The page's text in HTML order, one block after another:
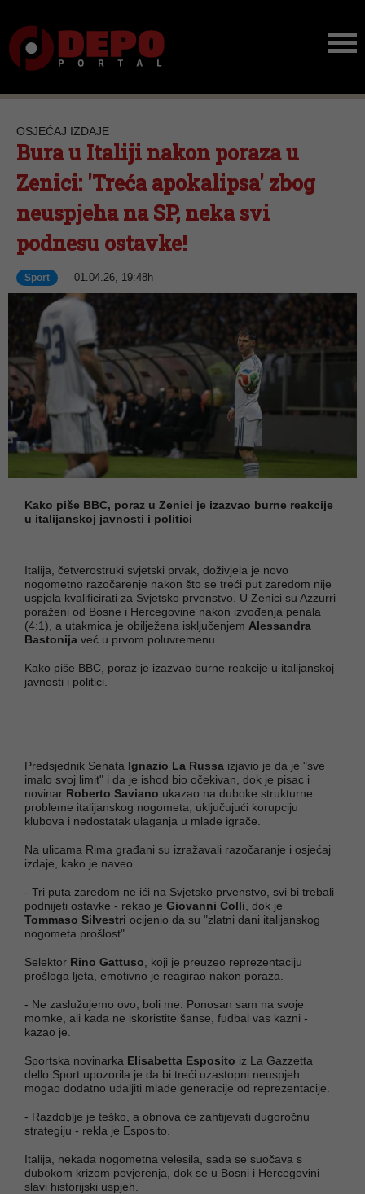
OSJEĆAJ IZDAJE
Bura u Italiji nakon poraza u
Zenici: 'Treća apokalipsa' zbog
neuspjeha na SP, neka svi
podnesu ostavke!
Sport 01.04.26, 19:48h
Kako piše BBC, poraz u Zenici je izazvao burne reakcije
u italijanskoj javnosti i politici
Italija, četverostruki svjetski prvak, doživjela je novo
nogometno razočarenje nakon što se treći put zaredom nije
uspjela kvalificirati za Svjetsko prvenstvo. U Zenici su Azzurri
poraženi od Bosne i Hercegovine nakon izvođenja penala
(4:1), a utakmica je obilježena isključenjem Alessandra
Bastonija već u prvom poluvremenu.
Kako piše BBC, poraz je izazvao burne reakcije u italijanskoj
javnosti i politici.
Predsjednik Senata Ignazio La Russa izjavio je da je "sve
imalo svoj limit" i da je ishod bio očekivan, dok je pisac i
novinar Roberto Saviano ukazao na duboke strukturne
probleme italijanskog nogometa, uključujući korupciju
klubova i nedostatak ulaganja u mlade igrače.
Na ulicama Rima građani su izražavali razočaranje i osjećaj
izdaje, kako je naveo.
- Tri puta zaredom ne ići na Svjetsko prvenstvo, svi bi trebali
podnijeti ostavke - rekao je Giovanni Colli , dok je
Tommaso Silvestri ocijenio da su "zlatni dani italijanskog
nogometa prošlost".
Selektor Rino Gattuso , koji je preuzeo reprezentaciju
prošloga ljeta, emotivno je reagirao nakon poraza.
- Ne zaslužujemo ovo, boli me. Ponosan sam na svoje
momke, ali kada ne iskoristite šanse, fudbal vas kazni -
kazao je.
Sportska novinarka Elisabetta Esposito iz La Gazzetta
dello Sport upozorila je da bi treći uzastopni neuspjeh
mogao dodatno udaljiti mlade generacije od reprezentacije.
- Razdoblje je teško, a obnova će zahtijevati dugoročnu
strategiju - rekla je Esposito.
Italija, nekada nogometna velesila, sada se suočava s
dubokom krizom povjerenja, dok se u Bosni i Hercegovini
slavi historijski uspjeh.